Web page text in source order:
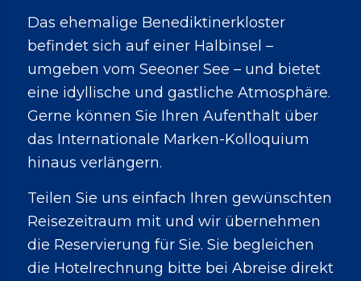
Das ehemalige Benediktinerkloster
befindet sich auf einer Halbinsel –
umgeben vom Seeoner See – und bietet
eine idyllische und gastliche Atmosphäre.
Gerne können Sie Ihren Aufenthalt über
das Internationale Marken-Kolloquium
hinaus verlängern.
Teilen Sie uns einfach Ihren gewünschten
Reisezeitraum mit und wir übernehmen
die Reservierung für Sie. Sie begleichen
die Hotelrechnung bitte bei Abreise direkt